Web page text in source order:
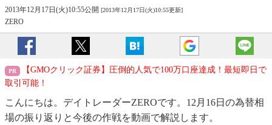
2013年12月17日(火)10:55公開 [2013年12月17日(火)10:55更新]
ZERO
【GMOクリック証券】圧倒的人気で100万口座達成！最短即日で
取引可能！
こんにちは。デイトレーダーZEROです。12月16日の為替相
場の振り返りと今後の作戦を動画で解説します。